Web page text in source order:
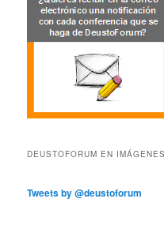
DEUSTOFORUM EN IMÁGENES
Tweets by @deustoforum